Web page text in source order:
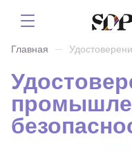
Главная